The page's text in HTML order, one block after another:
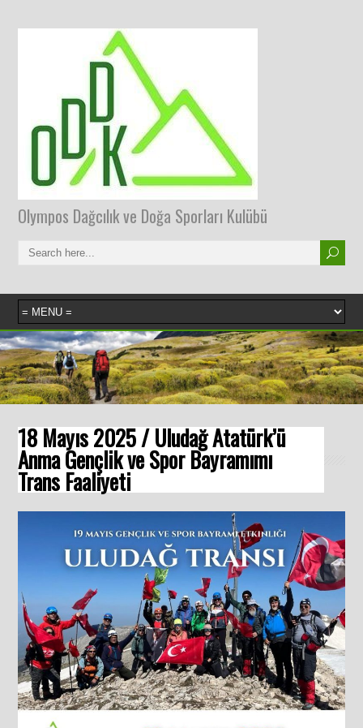
Olympos Dağcılık ve Doğa Sporları Kulübü
18 Mayıs 2025 / Uludağ Atatürk’ü
Anma Gençlik ve Spor Bayramımı
Trans Faaliyeti